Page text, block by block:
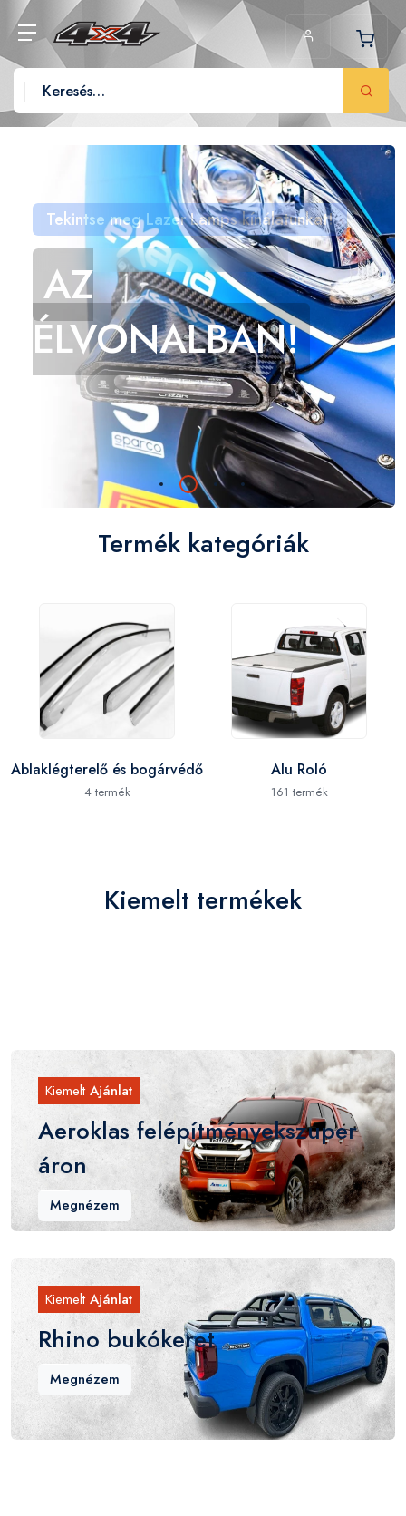
Tekintse meg Lazer Lamps kínálatunkat!
AZ
ÉLVONALBAN!
Megnézem
Termék kategóriák
Ablaklégterelő és bogárvédő
4 termék
Alu Roló
161 termék
Kiemelt termékek
KiemeltAjánlat
Aeroklas felépítményekszuper
áron
Megnézem
KiemeltAjánlat
Rhino bukókeret
Megnézem